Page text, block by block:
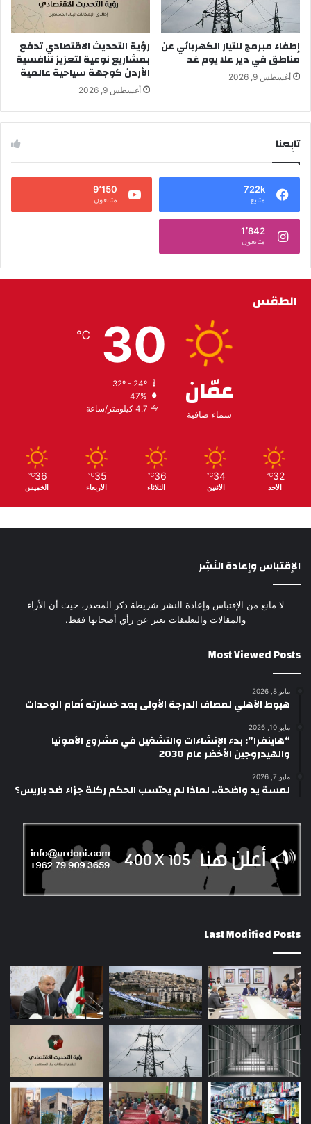
إطفاء مبرمج للتيار الكهربائي عن
مناطق في دير علا يوم غد
أغسطس 9, 2026
رؤية التحديث الاقتصادي تدفع
بمشاريع نوعية لتعزيز تنافسية
الأردن كوجهة سياحية عالمية
أغسطس 9, 2026
تابِعنا
722k
متابع
9٬150
متابعون
1٬842
متابعون
الطقس
عمّان
سماء صافية
30
℃
32º - 24º
47%
4.7 كيلومتر/ساعة
32
℃
الأحد
34
℃
الأثنين
36
℃
الثلاثاء
35
℃
الأربعاء
36
℃
الخميس
الإقتباس وإعادة النَشِر
لا مانع من الإقتباس وإعادة النشر شريطة ذكر المصدر، حيث أن الأراء
والمقالات والتعليقات تعبر عن رأي أصحابها فقط.
Most Viewed Posts
مايو 8, 2026
هبوط الأهلي لمصاف الدرجة الأولى بعد خسارته أمام الوحدات
مايو 10, 2026
“هاينفرا”: بدء الإنشاءات والتشغيل في مشروع الأمونيا
والهيدروجين الأخضر عام 2030
مايو 7, 2026
لمسة يد واضحة.. لماذا لم يحتسب الحكم ركلة جزاء ضد باريس؟
Last Modified Posts